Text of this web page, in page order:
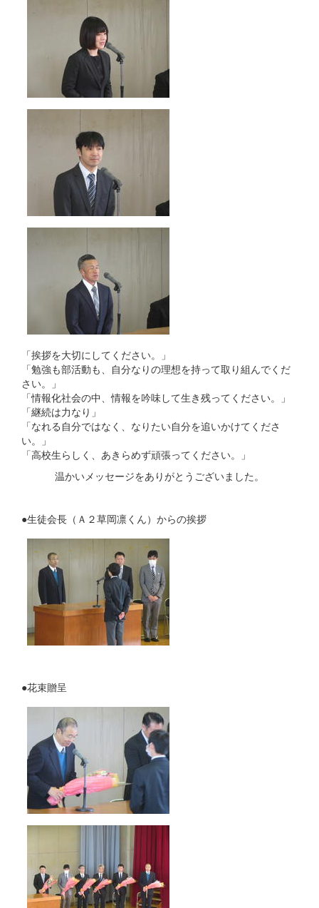
「挨拶を大切にしてください。」
「勉強も部活動も、自分なりの理想を持って取り組んでくだ
さい。」
「情報化社会の中、情報を吟味して生き残ってください。」
「継続は力なり」
「なれる自分ではなく、なりたい自分を追いかけてくださ
い。」
「高校生らしく、あきらめず頑張ってください。」
温かいメッセージをありがとうございました。
●生徒会長（Ａ２草岡凛くん）からの挨拶
●花束贈呈